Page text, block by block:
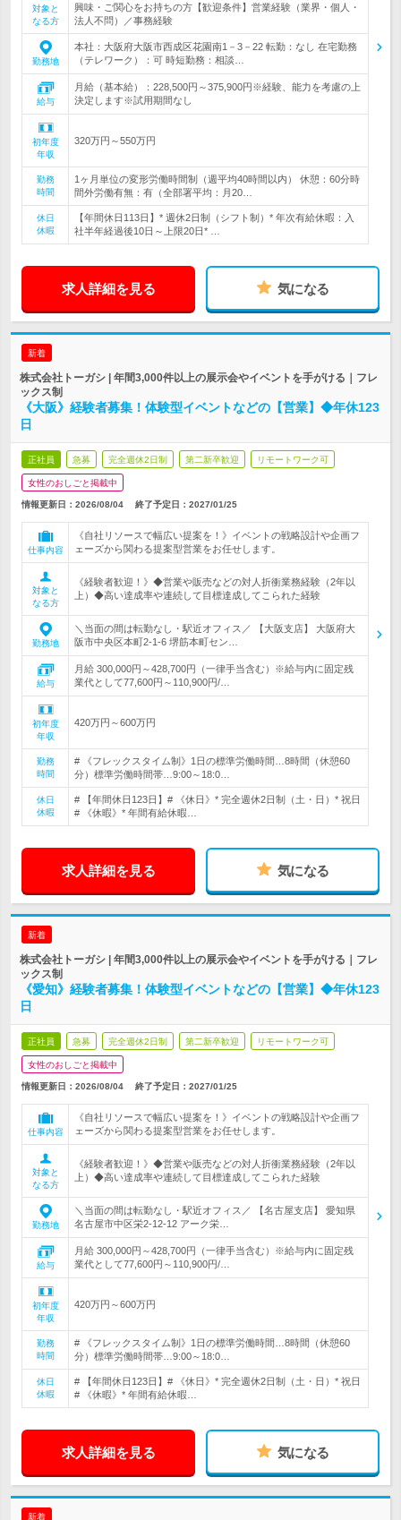
対象と
なる方
興味・ご関心をお持ちの方【歓迎条件】営業経験（業界・個人・
法人不問）／事務経験
勤務地
本社：大阪府大阪市西成区花園南1－3－22 転勤：なし 在宅勤務
（テレワーク）：可 時短勤務：相談…
給与
月給（基本給）：228,500円～375,900円※経験、能力を考慮の上
決定します※試用期間なし
初年度
年収
320万円～550万円
勤務
時間
1ヶ月単位の変形労働時間制（週平均40時間以内） 休憩：60分時
間外労働有無：有（全部署平均：月20…
休日
休暇
【年間休日113日】* 週休2日制（シフト制）* 年次有給休暇：入
社半年経過後10日～上限20日* …
求人詳細を見る 気になる
新着
株式会社トーガシ | 年間3,000件以上の展示会やイベントを手がける｜フレ
ックス制
《大阪》経験者募集！体験型イベントなどの【営業】◆年休123
日
正社員 急募 完全週休2日制 第二新卒歓迎 リモートワーク可
女性のおしごと掲載中
情報更新日：2026/08/04 終了予定日： 2027/01/25
仕事内容
《自社リソースで幅広い提案を！》イベントの戦略設計や企画フ
ェーズから関わる提案型営業をお任せします。
対象と
なる方
《経験者歓迎！》◆営業や販売などの対人折衝業務経験（2年以
上）◆高い達成率や連続して目標達成してこられた経験
勤務地
＼当面の間は転勤なし・駅近オフィス／ 【大阪支店】 大阪府大
阪市中央区本町2-1-6 堺筋本町セン…
給与
月給 300,000円～428,700円（一律手当含む）※給与内に固定残
業代として77,600円～110,900円/…
初年度
年収
420万円～600万円
勤務
時間
# 《フレックスタイム制》1日の標準労働時間…8時間（休憩60
分）標準労働時間帯…9:00～18:0…
休日
休暇
# 【年間休日123日】# 《休日》* 完全週休2日制（土・日）* 祝日
# 《休暇》* 年間有給休暇…
求人詳細を見る 気になる
新着
株式会社トーガシ | 年間3,000件以上の展示会やイベントを手がける｜フレ
ックス制
《愛知》経験者募集！体験型イベントなどの【営業】◆年休123
日
正社員 急募 完全週休2日制 第二新卒歓迎 リモートワーク可
女性のおしごと掲載中
情報更新日：2026/08/04 終了予定日： 2027/01/25
仕事内容
《自社リソースで幅広い提案を！》イベントの戦略設計や企画フ
ェーズから関わる提案型営業をお任せします。
対象と
なる方
《経験者歓迎！》◆営業や販売などの対人折衝業務経験（2年以
上）◆高い達成率や連続して目標達成してこられた経験
勤務地
＼当面の間は転勤なし・駅近オフィス／ 【名古屋支店】 愛知県
名古屋市中区栄2-12-12 アーク栄…
給与
月給 300,000円～428,700円（一律手当含む）※給与内に固定残
業代として77,600円～110,900円/…
初年度
年収
420万円～600万円
勤務
時間
# 《フレックスタイム制》1日の標準労働時間…8時間（休憩60
分）標準労働時間帯…9:00～18:0…
休日
休暇
# 【年間休日123日】# 《休日》* 完全週休2日制（土・日）* 祝日
# 《休暇》* 年間有給休暇…
求人詳細を見る 気になる
新着